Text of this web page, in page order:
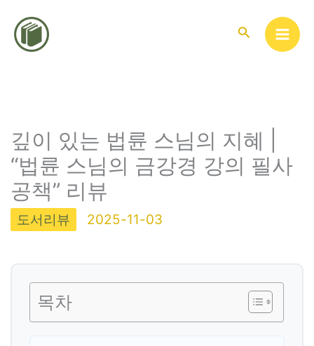
기
검
깊이 있는 법륜 스님의 지혜 |
“법륜 스님의 금강경 강의 필사
공책” 리뷰
도서리뷰 2025-11-03
목차